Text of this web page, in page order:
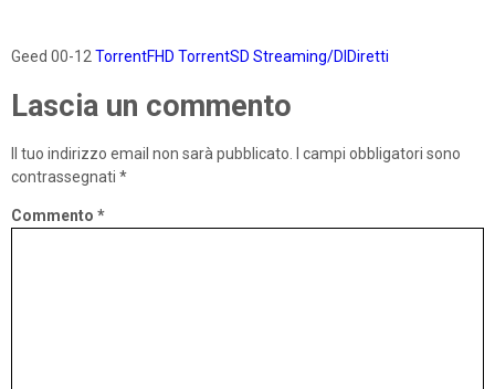
Geed 00-12 TorrentFHD TorrentSD Streaming/DlDiretti
Lascia un commento
Il tuo indirizzo email non sarà pubblicato.
I campi obbligatori sono
contrassegnati *
Commento *